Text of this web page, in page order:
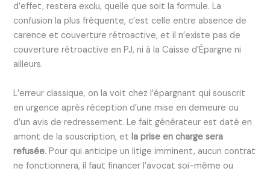
d’effet, restera exclu, quelle que soit la formule. La
confusion la plus fréquente, c’est celle entre absence de
carence et couverture rétroactive, et il n’existe pas de
couverture rétroactive en PJ, ni à la Caisse d’Épargne ni
ailleurs.
L’erreur classique, on la voit chez l’épargnant qui souscrit
en urgence après réception d’une mise en demeure ou
d’un avis de redressement. Le fait générateur est daté en
amont de la souscription, etla prise en charge sera
refusée. Pour qui anticipe un litige imminent, aucun contrat
ne fonctionnera, il faut financer l’avocat soi-même ou